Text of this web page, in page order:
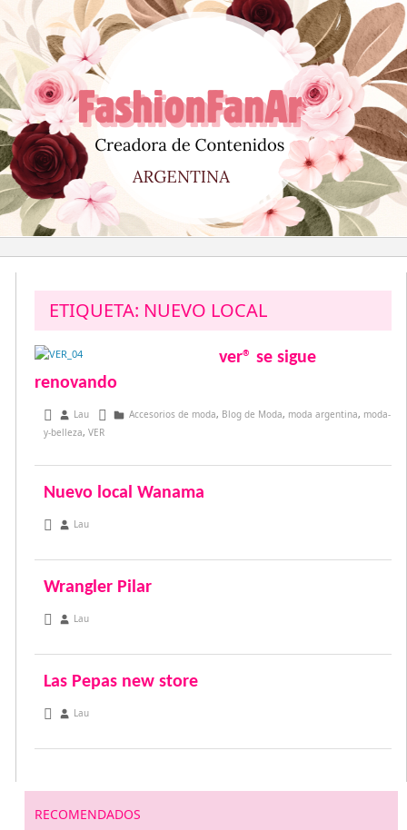
al
contenido
ETIQUETA: NUEVO LOCAL
ver® se sigue
renovando
julio 5, 2016
Lau Accesorios de moda, Blog de Moda, moda argentina, moda-
y-belleza, VER
Nuevo local Wanama
diciembre 2, 2012
Lau
Wrangler Pilar
noviembre 28, 2012
Lau
Las Pepas new store
noviembre 28, 2012
Lau
RECOMENDADOS